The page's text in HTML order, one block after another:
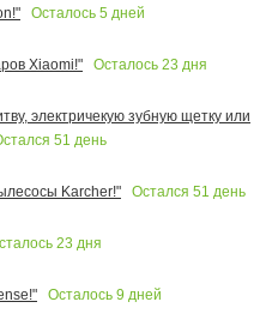
Осталось 5 дней
Xiaomi!"
Осталось 23 дня
электричекую зубную щетку или
51 день
Karcher!"
Остался 51 день
23 дня
Осталось 9 дней